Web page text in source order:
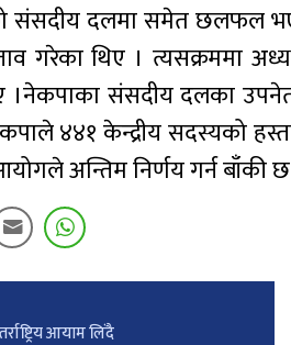
संसदीय दलमा समेत छलफल
गरेका थिए । त्यसक्रममा
।नेकपाका संसदीय दलका
४४१ केन्द्रीय सदस्यको
अन्तिम निर्णय गर्न बाँकी छ
आयाम लिंदै